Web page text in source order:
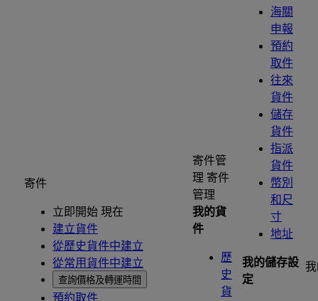
寄件
立即開始 現在
建立貨件
從歷史貨件中建立
從常用貨件中建立
查詢價格及轉運時間
預約取件
寄件管
理 寄件
管理
我的貨
件
歷
史
貨
海關
申報
預約
取件
往來
貨件
儲存
貨件
指派
貨件
幣別
和尺
寸
地址
我的儲存設
定